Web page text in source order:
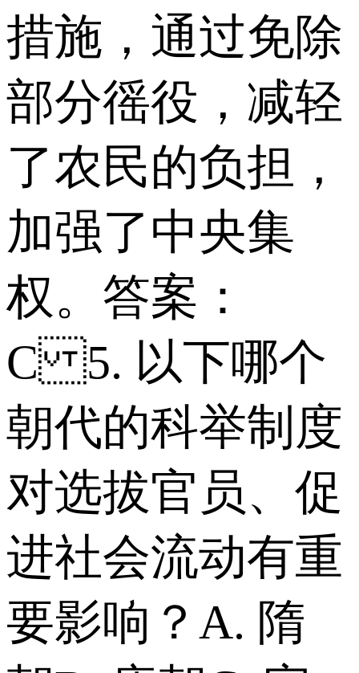
措施，通过免除
部分徭役，减轻
了农民的负担，
加强了中央集
权。 答案：
C 5. 以下哪个
朝代的科举制度
对选拔官员、促
进社会流动有重
要影响？ A. 隋